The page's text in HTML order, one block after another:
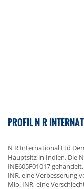
PROFIL N R
N R International Ltd
Hauptsitz in Indien. Die
INE605F01017
INR, eine Verbesserung
Mio. INR, eine